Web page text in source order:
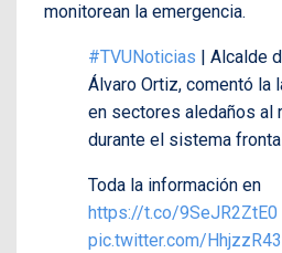
monitorean la emergencia.
#TVUNoticias | Alcalde
Álvaro Ortiz, comentó la
en sectores aledaños al
durante el sistema
Toda la información en
https://t.co/9SeJR2ZtE0
pic.twitter.com/